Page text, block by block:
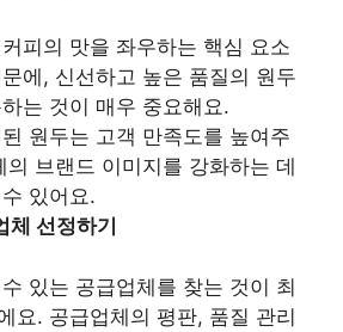
피의 맛을 좌우하는 핵심 요소
에, 신선하고 높은 품질의 원두
는 것이 매우 중요해요.
원두는 고객 만족도를 높여주
의 브랜드 이미지를 강화하는 데
있어요.
체 선정하기
있는 공급업체를 찾는 것이 최
요. 공급업체의 평판, 품질 관리